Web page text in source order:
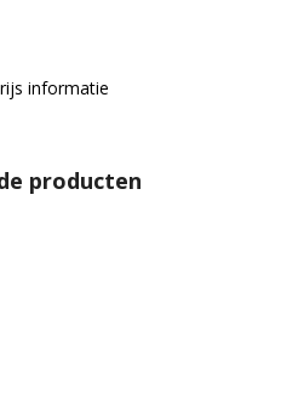
informatie
producten